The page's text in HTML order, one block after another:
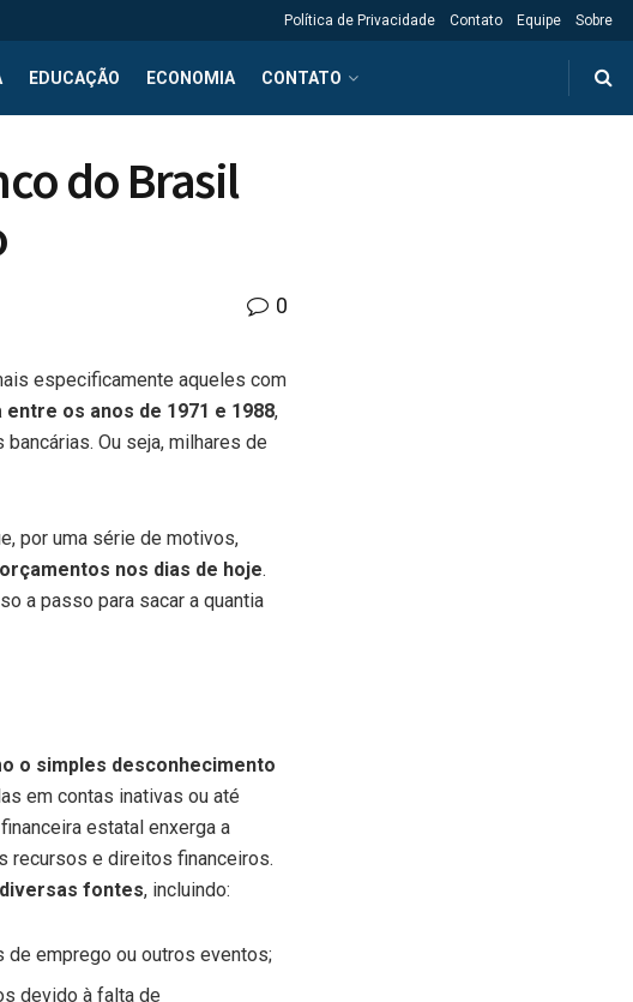
Política de Privacidade Contato Equipe Sobre
EDUCAÇÃO ECONOMIA CONTATO
do Brasil
0
especificamente aqueles com
os anos de 1971 e 1988,
Ou seja, milhares de
por uma série de motivos,
nos dias de hoje.
a passo para sacar a quantia
o simples desconhecimento
em contas inativas ou até
estatal enxerga a
recursos e direitos financeiros.
fontes, incluindo:
de emprego ou outros eventos;
devido à falta de